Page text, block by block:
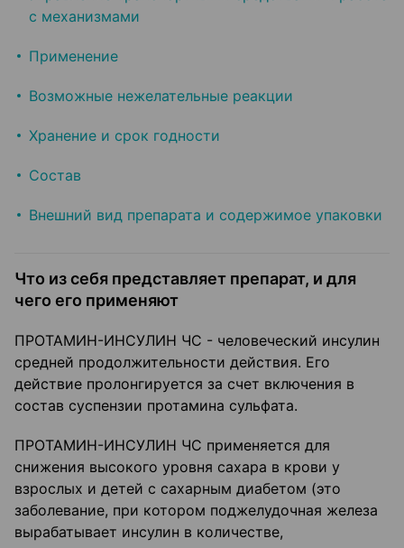
с механизмами
Применение
Возможные нежелательные реакции
Хранение и срок годности
Состав
Внешний вид препарата и содержимое упаковки
Что из себя представляет препарат, и для
чего его применяют
ПРОТАМИН-ИНСУЛИН ЧС - человеческий инсулин
средней продолжительности действия. Его
действие пролонгируется за счет включения в
состав суспензии протамина сульфата.
ПРОТАМИН-ИНСУЛИН ЧС применяется для
снижения высокого уровня сахара в крови у
взрослых и детей с сахарным диабетом (это
заболевание, при котором поджелудочная железа
вырабатывает инсулин в количестве,